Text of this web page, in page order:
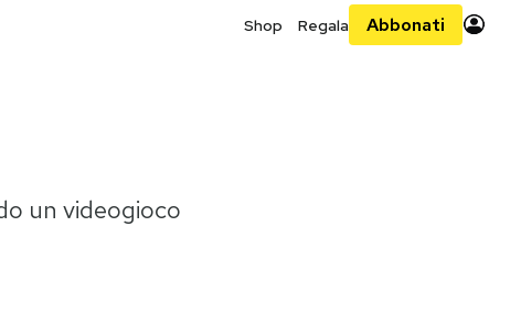
Shop Regala Abbonati
un videogioco